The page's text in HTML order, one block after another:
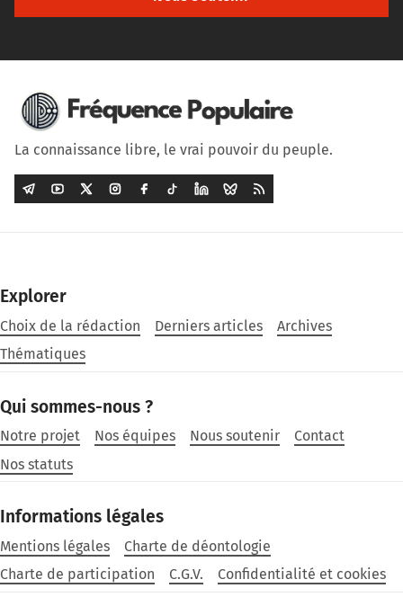
La connaissance libre, le vrai pouvoir du peuple.
Explorer
Choix de la rédaction Derniers articles
Archives
Thématiques
Qui sommes-nous ?
Notre projet Nos équipes Nous soutenir
Contact
Nos statuts
Informations légales
Mentions légales
Charte de déontologie
Charte de participation
C.G.V. Confidentialité et cookies